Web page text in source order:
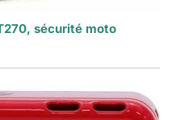
sécurité moto